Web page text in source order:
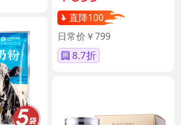
直降100
日常价￥799
8.7折